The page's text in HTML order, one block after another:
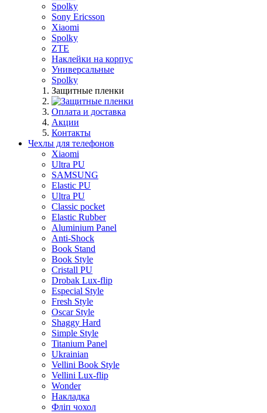
Spolky
Sony Ericsson
Xiaomi
Spolky
ZTE
Наклейки на корпус
Универсальные
Spolky
Защитные пленки
Оплата и доставка
Акции
Контакты
Чехлы для телефонов
Xiaomi
Ultra PU
SAMSUNG
Elastic PU
Ultra PU
Classic pocket
Elastic Rubber
Aluminium Panel
Anti-Shock
Book Stand
Book Style
Cristall PU
Drobak Lux-flip
Especial Style
Fresh Style
Oscar Style
Shaggy Hard
Simple Style
Titanium Panel
Ukrainian
Vellini Book Style
Vellini Lux-flip
Wonder
Накладка
Фліп чохол